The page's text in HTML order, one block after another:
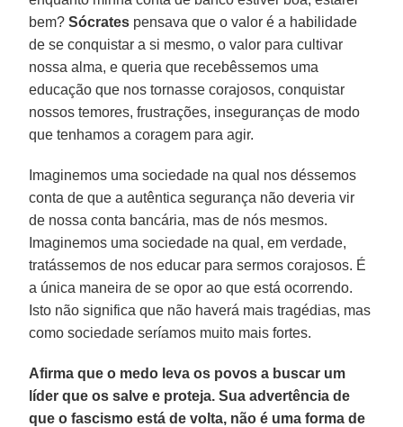
bem?Sócrates pensava que o valor é a habilidade
de se conquistar a si mesmo, o valor para cultivar
nossa alma, e queria que recebêssemos uma
educação que nos tornasse corajosos, conquistar
nossos temores, frustrações, inseguranças de modo
que tenhamos a coragem para agir.
Imaginemos uma sociedade na qual nos déssemos
conta de que a autêntica segurança não deveria vir
de nossa conta bancária, mas de nós mesmos.
Imaginemos uma sociedade na qual, em verdade,
tratássemos de nos educar para sermos corajosos. É
a única maneira de se opor ao que está ocorrendo.
Isto não significa que não haverá mais tragédias, mas
como sociedade seríamos muito mais fortes.
Afirma que o medo leva os povos a buscar um
líder que os salve e proteja. Sua advertência de
que o fascismo está de volta, não é uma forma de